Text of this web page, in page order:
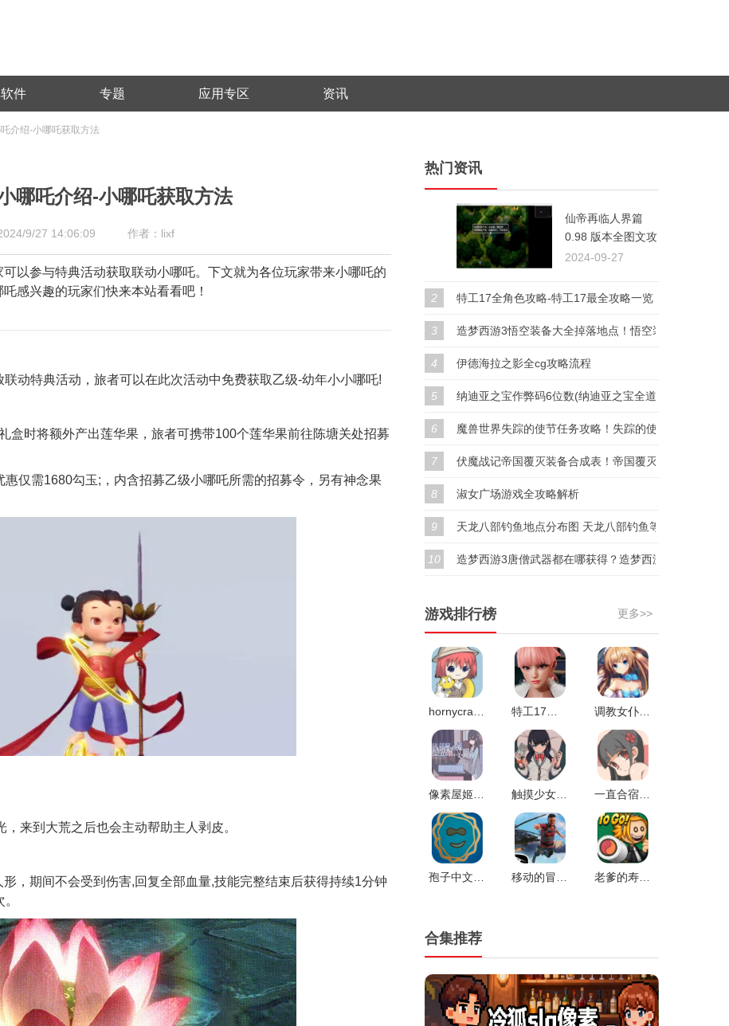
件 专题 应用专区 资讯
介绍-小哪吒获取方法
哪吒介绍-小哪吒获取方法
9/27 14:06:09 作者：lixf
以参与特典活动获取联动小哪吒。下文就为各位玩家带来小哪吒的
感兴趣的玩家们快来本站看看吧！
动特典活动，旅者可以在此次活动中免费获取乙级-幼年小小哪吒!
盒时将额外产出莲华果，旅者可携带100个莲华果前往陈塘关处招募
仅需1680勾玉;，内含招募乙级小哪吒所需的招募令，另有神念果
来到大荒之后也会主动帮助主人剥皮。
，期间不会受到伤害,回复全部血量,技能完整结束后获得持续1分钟
热门资讯
仙帝再临人界篇
0.98 版本全图文攻
略指南
2024-09-27
2 特工17全角色攻略-特工17最全攻略一览
3 造梦西游3悟空装备大全掉落地点！悟空装备搭配推荐
4 伊德海拉之影全cg攻略流程
5 纳迪亚之宝作弊码6位数(纳迪亚之宝全道具代码汇总)
6 魔兽世界失踪的使节任务攻略！失踪的使节任务奖励！
7 伏魔战记帝国覆灭装备合成表！帝国覆灭隐藏装备合成
8 淑女广场游戏全攻略解析
9 天龙八部钓鱼地点分布图 天龙八部钓鱼等级分布位置
10 造梦西游3唐僧武器都在哪获得？造梦西游3唐僧武器排
游戏排行榜 更多>>
合集推荐